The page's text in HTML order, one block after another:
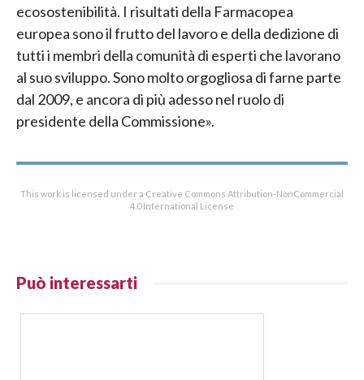
ecosostenibilità. I risultati della Farmacopea
europea sono il frutto del lavoro e della dedizione di
tutti i membri della comunità di esperti che lavorano
al suo sviluppo. Sono molto orgogliosa di farne parte
dal 2009, e ancora di più adesso nel ruolo di
presidente della Commissione».
This work is licensed under a Creative Commons Attribution-NonCommercial
4.0 International License
Può interessarti